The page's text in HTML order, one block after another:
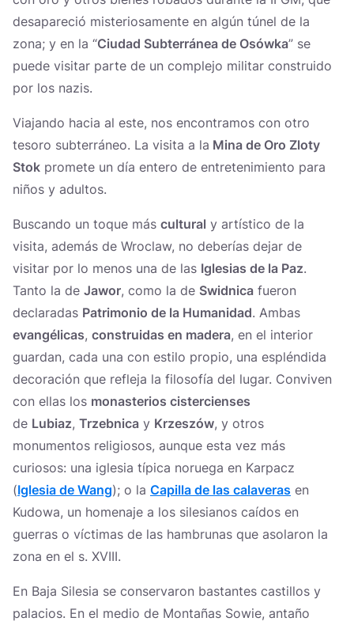
desapareció misteriosamente en algún túnel de la
zona; y en la “Ciudad Subterránea de Osówka” se
puede visitar parte de un complejo militar construido
por los nazis.
Viajando hacia al este, nos encontramos con otro
tesoro subterráneo. La visita a la Mina de Oro Zloty
Stok promete un día entero de entretenimiento para
niños y adultos.
Buscando un toque más cultural y artístico de la
visita, además de Wroclaw, no deberías dejar de
visitar por lo menos una de las Iglesias de la Paz.
Tanto la de Jawor, como la de Swidnica fueron
declaradas Patrimonio de la Humanidad. Ambas
evangélicas, construidas en madera, en el interior
guardan, cada una con estilo propio, una espléndida
decoración que refleja la filosofía del lugar. Conviven
con ellas los monasterios cistercienses
de Lubiaz, Trzebnica y Krzeszów, y otros
monumentos religiosos, aunque esta vez más
curiosos: una iglesia típica noruega en Karpacz
(Iglesia de Wang); o la Capilla de las calaveras en
Kudowa, un homenaje a los silesianos caídos en
guerras o víctimas de las hambrunas que asolaron la
zona en el s. XVIII.
En Baja Silesia se conservaron bastantes castillos y
palacios. En el medio de Montañas Sowie, antaño